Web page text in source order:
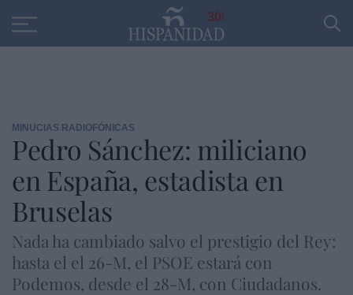
30
MINUCIAS RADIOFÓNICAS
Pedro Sánchez: miliciano
en España, estadista en
Bruselas
Nada ha cambiado salvo el prestigio del Rey:
hasta el el 26-M, el PSOE estará con
Podemos, desde el 28-M, con Ciudadanos.